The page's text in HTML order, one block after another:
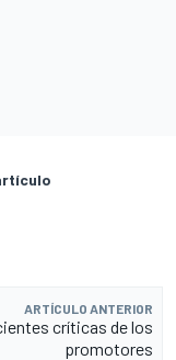
ARTÍCULO ANTERIOR
críticas de los
promotores